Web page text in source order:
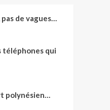
de vagues…
téléphones qui
polynésien…